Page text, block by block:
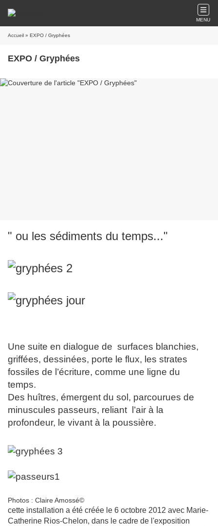
MENU
Accueil » EXPO / Gryphées
EXPO / Gryphées
" ou les sédiments du temps..."
Une suite en dialogue de surfaces blanchies,
griffées, dessinées, porte le flux, les strates
fossiles de l’écriture, comme une ligne du
temps.
Des huîtres, émergent du sol, parcourues de
minuscules passeurs, reliant l’air à la
profondeur, le vivant à la poussière.
Photos : Claire Amossé©
cette installation a été créée le 6 octobre 2012 avec Marie-
Catherine Rios-Chelon, dans le cadre de l'exposition